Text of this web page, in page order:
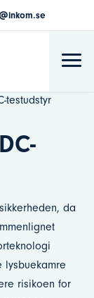
testudstyr
da
lysbuekamre
risikoen for